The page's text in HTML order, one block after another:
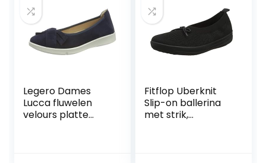
Legero Dames
Lucca fluwelen
velours platte
Fitflop Uberknit
Slip-on ballerina
met strik,